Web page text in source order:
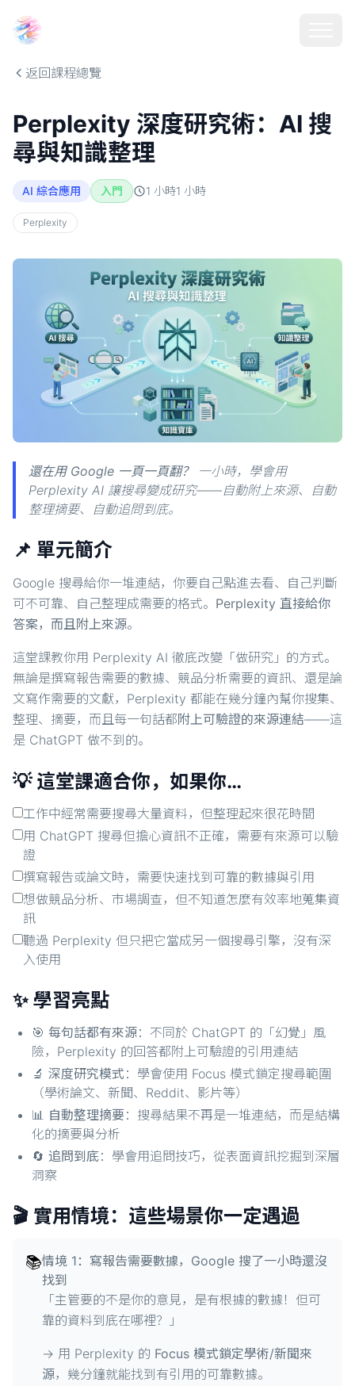
返回課程總覽
Perplexity 深度研究術：AI 搜
尋與知識整理
AI 綜合應用 入門 1 小時1 小時
Perplexity
還在用 Google 一頁一頁翻？
一小時，學會用
Perplexity AI 讓搜尋變成研究——自動附上來源、自動
整理摘要、自動追問到底。
📌 單元簡介
Google 搜尋給你一堆連結，你要自己點進去看、自己判斷
可不可靠、自己整理成需要的格式。 Perplexity 直接給你
答案，而且附上來源。
這堂課教你用 Perplexity AI 徹底改變「做研究」的方式。
無論是撰寫報告需要的數據、競品分析需要的資訊、還是論
文寫作需要的文獻，Perplexity 都能在幾分鐘內幫你搜集、
整理、摘要，而且每一句話都附上可驗證的來源連結——這
是 ChatGPT 做不到的。
💡 這堂課適合你，如果你…
工作中經常需要搜尋大量資料，但整理起來很花時間
用 ChatGPT 搜尋但擔心資訊不正確，需要有來源可以驗
證
撰寫報告或論文時，需要快速找到可靠的數據與引用
想做競品分析、市場調查，但不知道怎麼有效率地蒐集資
訊
聽過 Perplexity 但只把它當成另一個搜尋引擎，沒有深
入使用
✨ 學習亮點
🎯 每句話都有來源：不同於 ChatGPT 的「幻覺」風
險，Perplexity 的回答都附上可驗證的引用連結
🔬 深度研究模式 ：學會使用 Focus 模式鎖定搜尋範圍
（學術論文、新聞、Reddit、影片等）
📊 自動整理摘要：搜尋結果不再是一堆連結，而是結構
化的摘要與分析
🔄 追問到底：學會用追問技巧，從表面資訊挖掘到深層
洞察
🎬 實用情境：這些場景你一定遇過
📚情境 1：寫報告需要數據，Google 搜了一小時還沒
找到
「主管要的不是你的意見，是有根據的數據！但可
靠的資料到底在哪裡？」
→ 用 Perplexity 的 Focus 模式鎖定學術/新聞來
源，幾分鐘就能找到有引用的可靠數據。